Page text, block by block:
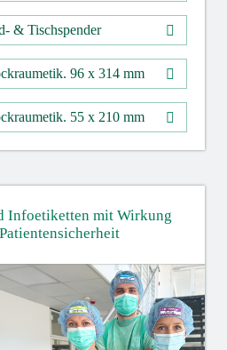
& Tischspender
96 x 314 mm
55 x 210 mm
Infoetiketten mit Wirkung